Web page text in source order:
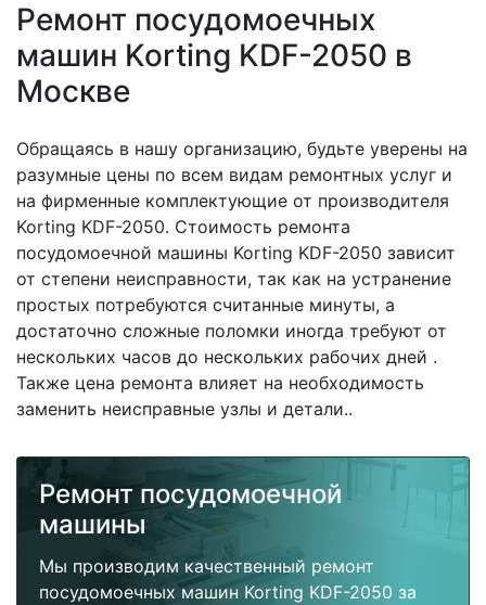
Ремонт посудомоечных
машин Korting KDF-2050 в
Москве
Обращаясь в нашу организацию, будьте уверены на
разумные цены по всем видам ремонтных услуг и
на фирменные комплектующие от производителя
Korting KDF-2050. Стоимость ремонта
посудомоечной машины Korting KDF-2050 зависит
от степени неисправности, так как на устранение
простых потребуются считанные минуты, а
достаточно сложные поломки иногда требуют от
нескольких часов до нескольких рабочих дней .
Также цена ремонта влияет на необходимость
заменить неисправные узлы и детали..
Ремонт посудомоечной
машины
Мы производим качественный ремонт
посудомоечных машин Korting KDF-2050 за